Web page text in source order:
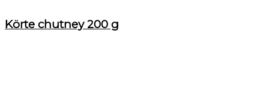
Körte chutney 200 g